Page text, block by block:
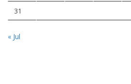
31
« Jul